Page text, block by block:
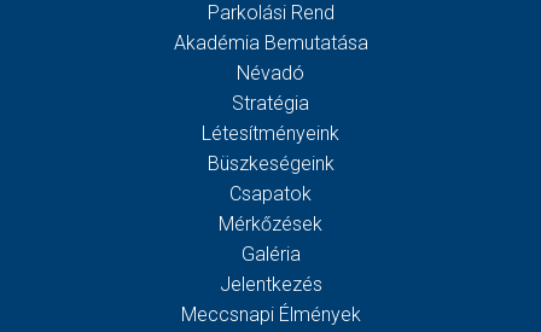
Parkolási Rend
Akadémia Bemutatása
Névadó
Stratégia
Létesítményeink
Büszkeségeink
Csapatok
Mérkőzések
Galéria
Jelentkezés
Meccsnapi Élmények